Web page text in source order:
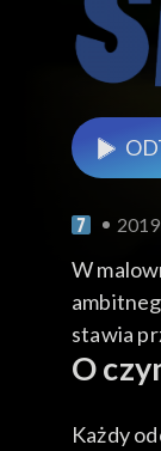
2019
W
stawia
O
Każdy